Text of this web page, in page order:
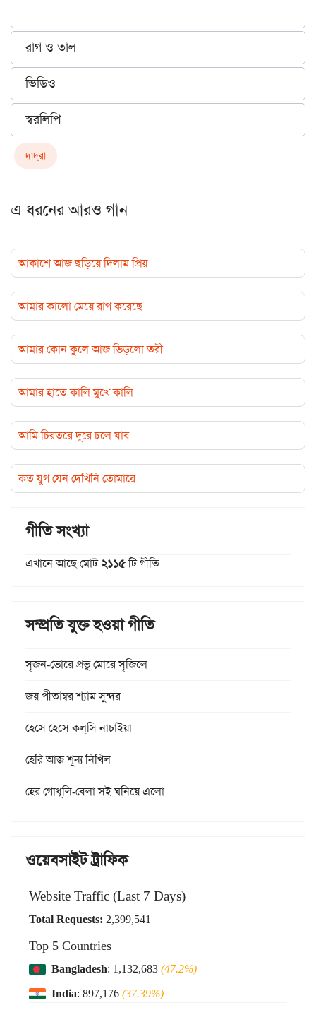
রাগ ও তাল
ভিডিও
স্বরলিপি
দাদ্‌রা
এ ধরনের আরও গান
আকাশে আজ ছড়িয়ে দিলাম প্রিয়
আমার কালো মেয়ে রাগ করেছে
আমার কোন কুলে আজ ভিড়লো তরী
আমার হাতে কালি মুখে কালি
আমি চিরতরে দূরে চলে যাব
কত যুগ যেন দেখিনি তোমারে
গীতি সংখ্যা
এখানে আছে মোট২১১৫টি গীতি
সম্প্রতি যুক্ত হওয়া গীতি
সৃজন-ভোরে প্রভু মোরে সৃজিলে
জয় পীতাম্বর শ্যাম সুন্দর
হেসে হেসে কল্‌সি নাচাইয়া
হেরি আজ শূন্য নিখিল
হের গোধূলি-বেলা সই ঘনিয়ে এলো
ওয়েবসাইট ট্রাফিক
Website Traffic (Last 7 Days)
Total Requests: 2,399,541
Top 5 Countries
Bangladesh: 1,132,683(47.2%)
India: 897,176(37.39%)